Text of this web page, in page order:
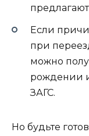
Если
при
можно
рождении
ЗАГС.
Но будьте